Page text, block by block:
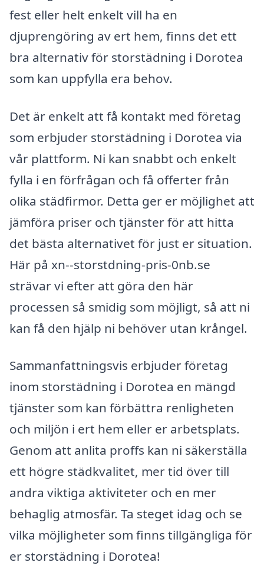
fest eller helt enkelt vill ha en
djuprengöring av ert hem, finns det ett
bra alternativ för storstädning i Dorotea
som kan uppfylla era behov.
Det är enkelt att få kontakt med företag
som erbjuder storstädning i Dorotea via
vår plattform. Ni kan snabbt och enkelt
fylla i en förfrågan och få offerter från
olika städfirmor. Detta ger er möjlighet att
jämföra priser och tjänster för att hitta
det bästa alternativet för just er situation.
Här på xn--storstdning-pris-0nb.se
strävar vi efter att göra den här
processen så smidig som möjligt, så att ni
kan få den hjälp ni behöver utan krångel.
Sammanfattningsvis erbjuder företag
inom storstädning i Dorotea en mängd
tjänster som kan förbättra renligheten
och miljön i ert hem eller er arbetsplats.
Genom att anlita proffs kan ni säkerställa
ett högre städkvalitet, mer tid över till
andra viktiga aktiviteter och en mer
behaglig atmosfär. Ta steget idag och se
vilka möjligheter som finns tillgängliga för
er storstädning i Dorotea!